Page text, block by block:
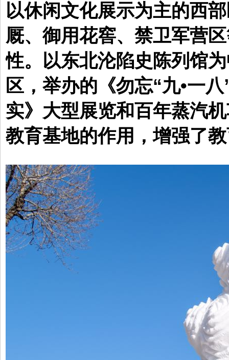
以休闲文化展示为主的西
厩、御用花窖、禁卫军营
性。以东北沦陷史陈列馆
区，举办的《勿忘“九•一
实》大型展览和百年蒸汽
教育基地的作用，增强了